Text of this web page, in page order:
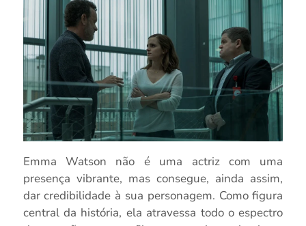
Emma Watson não é uma actriz com uma
presença vibrante, mas consegue, ainda assim,
dar credibilidade à sua personagem. Como figura
central da história, ela atravessa todo o espectro